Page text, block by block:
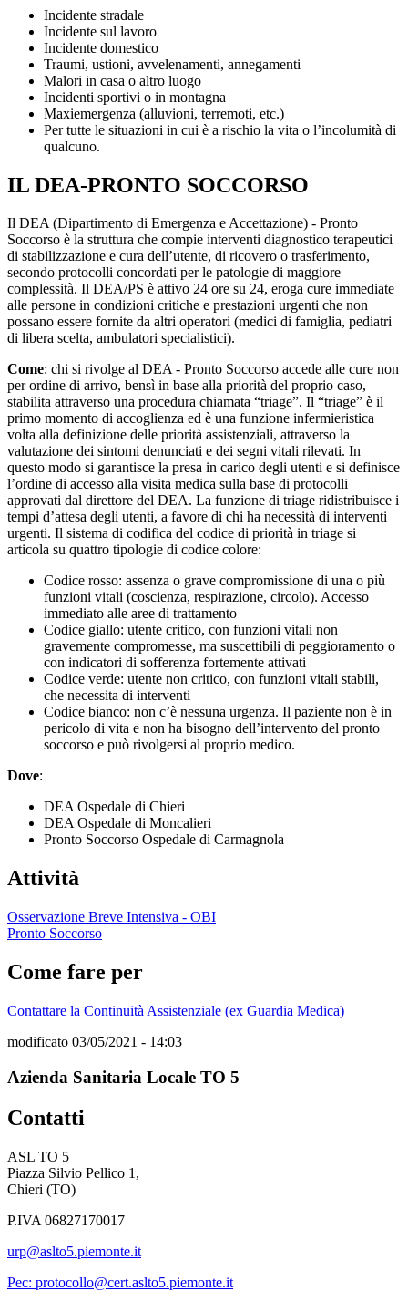
Incidente stradale
Incidente sul lavoro
Incidente domestico
Traumi, ustioni, avvelenamenti, annegamenti
Malori in casa o altro luogo
Incidenti sportivi o in montagna
Maxiemergenza (alluvioni, terremoti, etc.)
Per tutte le situazioni in cui è a rischio la vita o l’incolumità di
qualcuno.
IL DEA-PRONTO SOCCORSO
Il DEA (Dipartimento di Emergenza e Accettazione) - Pronto
Soccorso è la struttura che compie interventi diagnostico terapeutici
di stabilizzazione e cura dell’utente, di ricovero o trasferimento,
secondo protocolli concordati per le patologie di maggiore
complessità. Il DEA/PS è attivo 24 ore su 24, eroga cure immediate
alle persone in condizioni critiche e prestazioni urgenti che non
possano essere fornite da altri operatori (medici di famiglia, pediatri
di libera scelta, ambulatori specialistici).
Come: chi si rivolge al DEA - Pronto Soccorso accede alle cure non
per ordine di arrivo, bensì in base alla priorità del proprio caso,
stabilita attraverso una procedura chiamata “triage”. Il “triage” è il
primo momento di accoglienza ed è una funzione infermieristica
volta alla definizione delle priorità assistenziali, attraverso la
valutazione dei sintomi denunciati e dei segni vitali rilevati. In
questo modo si garantisce la presa in carico degli utenti e si definisce
l’ordine di accesso alla visita medica sulla base di protocolli
approvati dal direttore del DEA. La funzione di triage ridistribuisce i
tempi d’attesa degli utenti, a favore di chi ha necessità di interventi
urgenti. Il sistema di codifica del codice di priorità in triage si
articola su quattro tipologie di codice colore:
Codice rosso: assenza o grave compromissione di una o più
funzioni vitali (coscienza, respirazione, circolo). Accesso
immediato alle aree di trattamento
Codice giallo: utente critico, con funzioni vitali non
gravemente compromesse, ma suscettibili di peggioramento o
con indicatori di sofferenza fortemente attivati
Codice verde: utente non critico, con funzioni vitali stabili,
che necessita di interventi
Codice bianco: non c’è nessuna urgenza. Il paziente non è in
pericolo di vita e non ha bisogno dell’intervento del pronto
soccorso e può rivolgersi al proprio medico.
Dove:
DEA Ospedale di Chieri
DEA Ospedale di Moncalieri
Pronto Soccorso Ospedale di Carmagnola
Attività
Osservazione Breve Intensiva - OBI
Pronto Soccorso
Come fare per
Contattare la Continuità Assistenziale (ex Guardia Medica)
modificato 03/05/2021 - 14:03
Azienda Sanitaria Locale TO 5
Contatti
ASL TO 5
Piazza Silvio Pellico 1,
Chieri (TO)
P.IVA 06827170017
urp@aslto5.piemonte.it
Pec: protocollo@cert.aslto5.piemonte.it